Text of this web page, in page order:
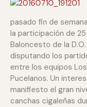
pasado fin de
la participación de
Baloncesto de la
disputando los
entre los equipos
Pucelanos. Un
manifiesto el gran
canchas cigaleñas